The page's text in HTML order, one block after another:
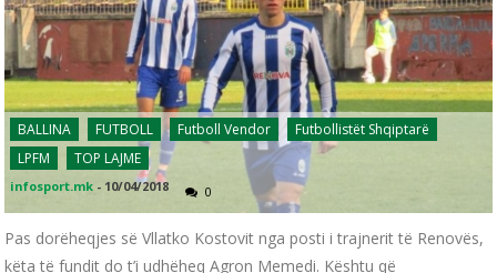
BALLINA FUTBOLL Futboll Vendor
Futbollistët Shqiptarë
LPFM
TOP LAJME
infosport.mk - 10/04/2018 0
Pas dorëheqjes së Vllatko Kostovit nga posti i trajnerit të Renovës,
këta të fundit do t’i udhëheq Agron Memedi. Kështu që